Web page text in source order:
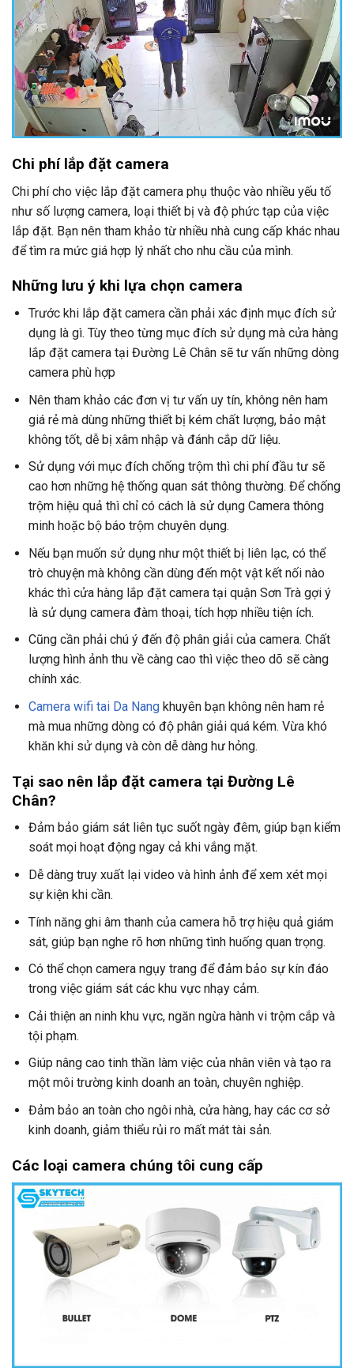
Chi phí lắp đặt camera
Chi phí cho việc lắp đặt camera phụ thuộc vào nhiều yếu tố
như số lượng camera, loại thiết bị và độ phức tạp của việc
lắp đặt. Bạn nên tham khảo từ nhiều nhà cung cấp khác nhau
để tìm ra mức giá hợp lý nhất cho nhu cầu của mình.
Những lưu ý khi lựa chọn camera
Trước khi lắp đặt camera cần phải xác định mục đích sử
dụng là gì. Tùy theo từng mục đích sử dụng mà cửa hàng
lắp đặt camera tại Đường Lê Chân sẽ tư vấn những dòng
camera phù hợp
Nên tham khảo các đơn vị tư vấn uy tín, không nên ham
giá rẻ mà dùng những thiết bị kém chất lượng, bảo mật
không tốt, dễ bị xâm nhập và đánh cắp dữ liệu.
Sử dụng với mục đích chống trộm thì chi phí đầu tư sẽ
cao hơn những hệ thống quan sát thông thường. Để chống
trộm hiệu quả thì chỉ có cách là sử dụng Camera thông
minh hoặc bộ báo trộm chuyên dụng.
Nếu bạn muốn sử dụng như một thiết bị liên lạc, có thể
trò chuyện mà không cần dùng đến một vật kết nối nào
khác thì cửa hàng lắp đặt camera tại quận Sơn Trà gợi ý
là sử dụng camera đàm thoại, tích hợp nhiều tiện ích.
Cũng cần phải chú ý đến độ phân giải của camera. Chất
lượng hình ảnh thu về càng cao thì việc theo dõ sẽ càng
chính xác.
Camera wifi tai Da Nangkhuyên bạn không nên ham rẻ
mà mua những dòng có độ phân giải quá kém. Vừa khó
khăn khi sử dụng và còn dễ dàng hư hỏng.
Tại sao nên lắp đặt camera tại Đường Lê
Chân?
Đảm bảo giám sát liên tục suốt ngày đêm, giúp bạn kiểm
soát mọi hoạt động ngay cả khi vắng mặt.
Dễ dàng truy xuất lại video và hình ảnh để xem xét mọi
sự kiện khi cần.
Tính năng ghi âm thanh của camera hỗ trợ hiệu quả giám
sát, giúp bạn nghe rõ hơn những tình huống quan trọng.
Có thể chọn camera ngụy trang để đảm bảo sự kín đáo
trong việc giám sát các khu vực nhạy cảm.
Cải thiện an ninh khu vực, ngăn ngừa hành vi trộm cắp và
tội phạm.
Giúp nâng cao tinh thần làm việc của nhân viên và tạo ra
một môi trường kinh doanh an toàn, chuyên nghiệp.
Đảm bảo an toàn cho ngôi nhà, cửa hàng, hay các cơ sở
kinh doanh, giảm thiểu rủi ro mất mát tài sản.
Các loại camera chúng tôi cung cấp